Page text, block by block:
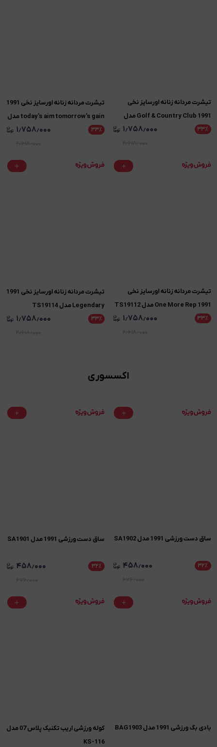
تیشرت مردانه زنانه اورسایز نخی
1991 Golf & Country Club مدل
TS19118
۳۳٪ ۱٫۷۵۸٫۰۰۰
تیشرت مردانه زنانه اورسایز نخی 1991
today's aim tomorrow's gain مدل
TS19115
۳۳٪ ۱٫۷۵۸٫۰۰۰
تیشرت مردانه زنانه اورسایز نخی
1991 One More Rep مدل TS19112
۳۳٪ ۱٫۷۵۸٫۰۰۰
تیشرت مردانه زنانه اورسایز نخی 1991
Legendary مدل TS19114
۳۳٪ ۱٫۷۵۸٫۰۰۰
اکسسوری
ساق دست ورزشی 1991 مدل SA1902
۳۲٪ ۴۵۸٫۰۰۰
ساق دست ورزشی 1991 مدل SA1901
۳۲٪ ۴۵۸٫۰۰۰
بادی بگ ورزشی 1991 مدل BAG1903
کوله ورزشی اریب تکنیک پلاس 07 مدل
KS-116